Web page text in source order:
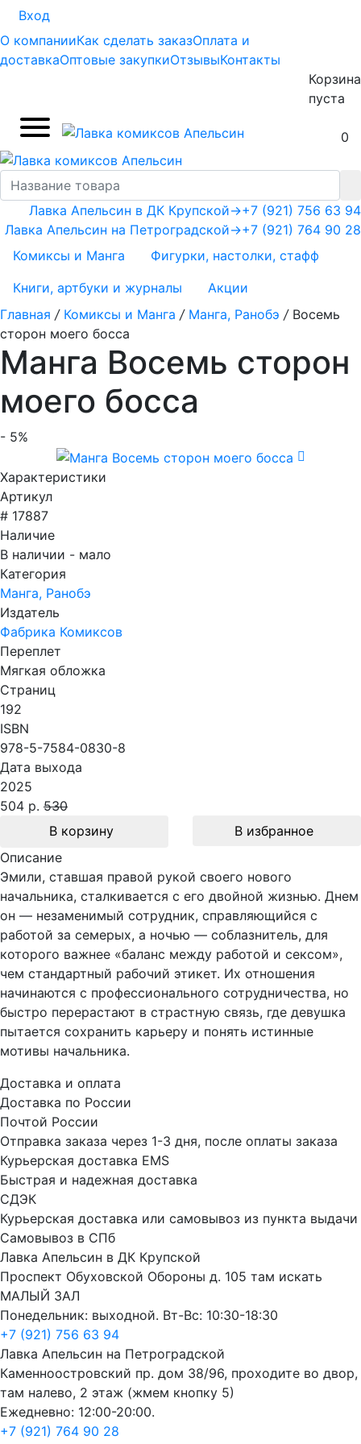
Вход
О компанииКак сделать заказОплата и
доставкаОптовые закупкиОтзывыКонтакты
Корзина
пуста
0
+7 (921) 756 63 94
+7 (921) 764 90 28
Лавка Апельсин в ДК Крупской→
Лавка Апельсин на Петроградской→
Комиксы и Манга
Фигурки, настолки, стафф
Книги, артбуки и журналы
Акции
Главная / Комиксы и Манга / Манга, Ранобэ / Восемь
сторон моего босса
Манга Восемь сторон
моего босса
- 5%
Характеристики
Артикул
# 17887
Наличие
В наличии - мало
Категория
Манга, Ранобэ
Издатель
Фабрика Комиксов
Переплет
Мягкая обложка
Страниц
192
ISBN
978-5-7584-0830-8
Дата выхода
2025
504 р. 530
В корзину
В избранное
Описание
Эмили, ставшая правой рукой своего нового
начальника, сталкивается с его двойной жизнью. Днем
он — незаменимый сотрудник, справляющийся с
работой за семерых, а ночью — соблазнитель, для
которого важнее «баланс между работой и сексом»,
чем стандартный рабочий этикет. Их отношения
начинаются с профессионального сотрудничества, но
быстро перерастают в страстную связь, где девушка
пытается сохранить карьеру и понять истинные
мотивы начальника.
Доставка и оплата
Доставка по России
Почтой России
Отправка заказа через 1-3 дня, после оплаты заказа
Курьерская доставка EMS
Быстрая и надежная доставка
СДЭК
Курьерская доставка или самовывоз из пункта выдачи
Самовывоз в СПб
Лавка Апельсин в ДК Крупской
Проспект Обуховской Обороны д. 105 там искать
МАЛЫЙ ЗАЛ
Понедельник: выходной. Вт-Вс: 10:30-18:30
+7 (921) 756 63 94
Лавка Апельсин на Петроградской
Каменноостровский пр. дом 38/96, проходите во двор,
там налево, 2 этаж (жмем кнопку 5)
Ежедневно: 12:00-20:00.
+7 (921) 764 90 28